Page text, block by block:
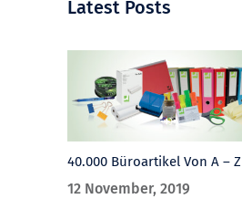
Latest Posts
40.000 Büroartikel Von A – Z
12 November, 2019